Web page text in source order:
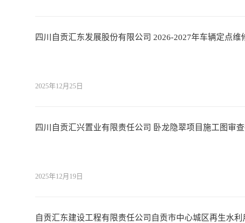
四川自贡汇东发展股份有限公司 2026-2027年车辆定点
2025年12月25日
四川自贡汇兴置业有限责任公司 卧龙隐翠项目施工图审
2025年12月19日
自贡汇东建设工程有限责任公司自贡市中心城区再生水